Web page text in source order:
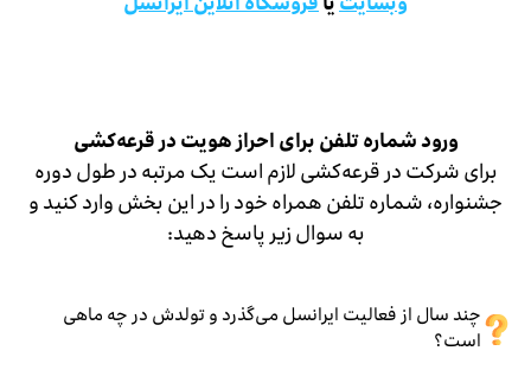
ورود شماره تلفن برای احراز هویت در قرعه‌کشی
برای شرکت در قرعه‌کشی لازم است یک مرتبه در طول دوره
جشنواره، شماره تلفن همراه خود را در این بخش وارد کنید و
به سوال زیر پاسخ دهید:
چند سال از فعالیت ایرانسل می‌گذرد و تولدش در چه ماهی
است؟